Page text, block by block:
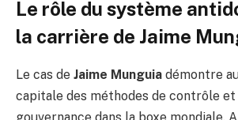
Le rôle du système
la carrière de Jaime
Le cas de Jaime Munguia démontre
capitale des méthodes de contrôle et